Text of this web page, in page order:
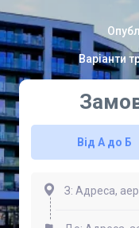
Варіанти
Від А до Б